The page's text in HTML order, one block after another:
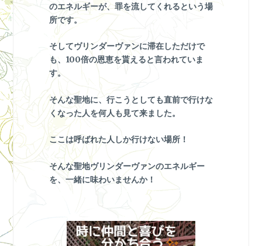
のエネルギーが、罪を流してくれるという場
所です。
そしてヴリンダーヴァンに滞在しただけで
も、100倍の恩恵を貰えると言われていま
す。
そんな聖地に、行こうとしても直前で行けな
くなった人を何人も見て来ました。
ここは呼ばれた人しか行けない場所！
そんな聖地ヴリンダーヴァンのエネルギー
を、一緒に味わいませんか！